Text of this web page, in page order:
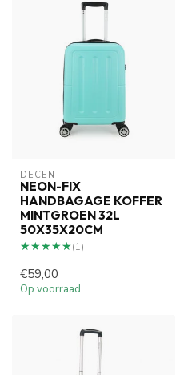
DECENT
NEON-FIX
HANDBAGAGE KOFFER
MINTGROEN 32L
50X35X20CM
★★★★★
★★★★★(1)
€59,00
Op voorraad